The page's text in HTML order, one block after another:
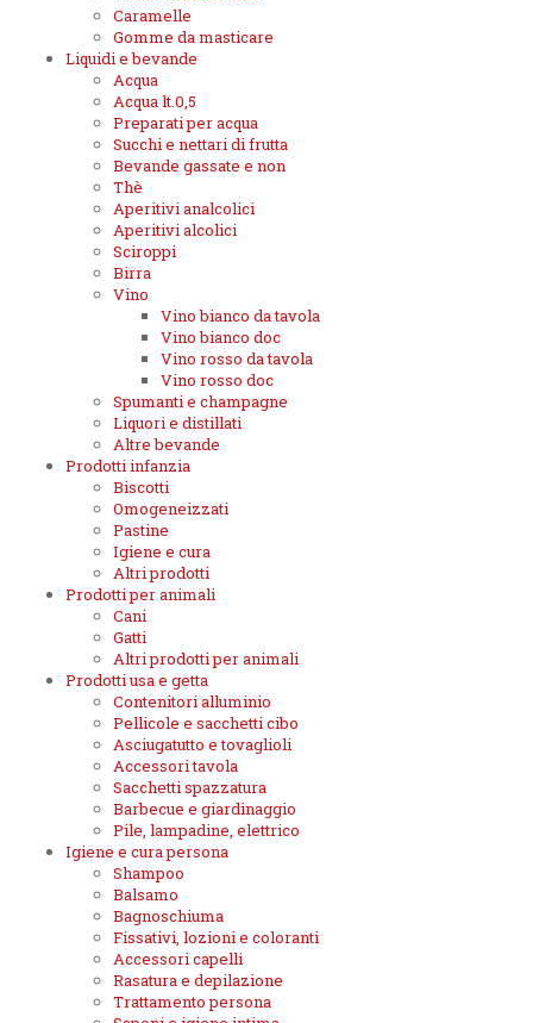
Caramelle
Gomme da masticare
Liquidi e bevande
Acqua
Acqua lt.0,5
Preparati per acqua
Succhi e nettari di frutta
Bevande gassate e non
Thè
Aperitivi analcolici
Aperitivi alcolici
Sciroppi
Birra
Vino
Vino bianco da tavola
Vino bianco doc
Vino rosso da tavola
Vino rosso doc
Spumanti e champagne
Liquori e distillati
Altre bevande
Prodotti infanzia
Biscotti
Omogeneizzati
Pastine
Igiene e cura
Altri prodotti
Prodotti per animali
Cani
Gatti
Altri prodotti per animali
Prodotti usa e getta
Contenitori alluminio
Pellicole e sacchetti cibo
Asciugatutto e tovaglioli
Accessori tavola
Sacchetti spazzatura
Barbecue e giardinaggio
Pile, lampadine, elettrico
Igiene e cura persona
Shampoo
Balsamo
Bagnoschiuma
Fissativi, lozioni e coloranti
Accessori capelli
Rasatura e depilazione
Trattamento persona